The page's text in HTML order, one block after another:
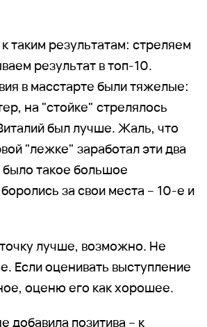
таким результатам: стреляем
результат в топ-10.
в масстарте были тяжелые:
на "стойке" стрелялось
был лучше. Жаль, что
"лежке" заработал эти два
такое большое
за свои места – 10-е и
лучше, возможно. Не
Если оценивать выступление
оценю его как хорошее.
добавила позитива – к